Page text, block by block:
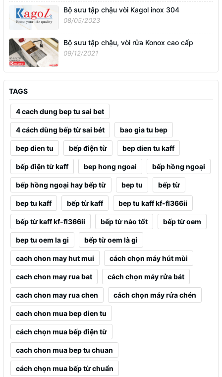
Bộ sưu tập chậu vòi Kagol inox 304
08/05/2023
Bộ sưu tập chậu, vòi rửa Konox cao cấp
09/12/2021
TAGS
4 cach dung bep tu sai bet
4 cách dùng bếp từ sai bét bao gia tu bep
bep dien tu bếp điện từ bep dien tu kaff
bếp điện từ kaff bep hong ngoai bếp hồng ngoại
bếp hồng ngoại hay bếp từ bep tu bếp từ
bep tu kaff bếp từ kaff bep tu kaff kf-fl366ii
bếp từ kaff kf-fl366ii bếp từ nào tốt bếp từ oem
bep tu oem la gi bếp từ oem là gì
cach chon may hut mui cách chọn máy hút mùi
cach chon may rua bat cách chọn máy rửa bát
cach chon may rua chen cách chọn máy rửa chén
cach chon mua bep dien tu
cách chọn mua bếp điện từ
cach chon mua bep tu chuan
cách chọn mua bếp từ chuẩn